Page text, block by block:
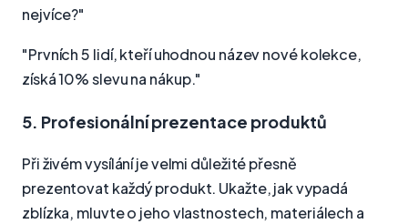
nejvíce?"
"Prvních 5 lidí, kteří uhodnou název nové kolekce,
získá 10% slevu na nákup."
5. Profesionální prezentace produktů
Při živém vysílání je velmi důležité přesně
prezentovat každý produkt. Ukažte, jak vypadá
zblízka, mluvte o jeho vlastnostech, materiálech a